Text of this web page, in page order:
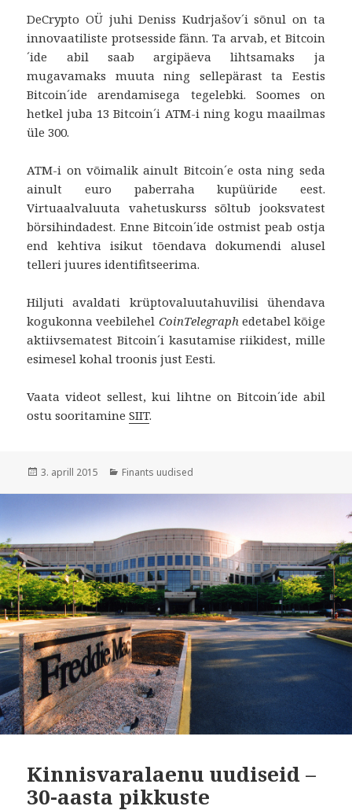
DeCrypto OÜ juhi Deniss Kudrjašov´i sõnul on ta
innovaatiliste protsesside fänn. Ta arvab, et Bitcoin
´ide abil saab argipäeva lihtsamaks ja
mugavamaks muuta ning sellepärast ta Eestis
Bitcoin´ide arendamisega tegelebki. Soomes on
hetkel juba 13 Bitcoin´i ATM-i ning kogu maailmas
üle 300.
ATM-i on võimalik ainult Bitcoin´e osta ning seda
ainult euro paberraha kupüüride eest.
Virtuaalvaluuta vahetuskurss sõltub jooksvatest
börsihindadest. Enne Bitcoin´ide ostmist peab ostja
end kehtiva isikut tõendava dokumendi alusel
telleri juures identifitseerima.
Hiljuti avaldati krüptovaluutahuvilisi ühendava
kogukonna veebilehel CoinTelegraph edetabel kõige
aktiivsematest Bitcoin´i kasutamise riikidest, mille
esimesel kohal troonis just Eesti.
Vaata videot sellest, kui lihtne on Bitcoin´ide abil
ostu sooritamineSIIT.
Postitatud
3. aprill 2015 Rubriigid
Finants uudised
Kinnisvaralaenu uudiseid –
30-aasta pikkuste